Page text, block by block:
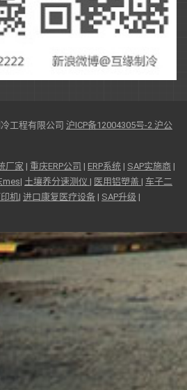
工程有限公司 沪ICP备12004305号-2 沪公
厂家 | 重庆ERP公司 | ERP系统 | SAP实施商 |
mes| 土壤养分速测仪 | 医用铝塑盖 | 车子二
机| 进口康复医疗设备 | SAP升级 |